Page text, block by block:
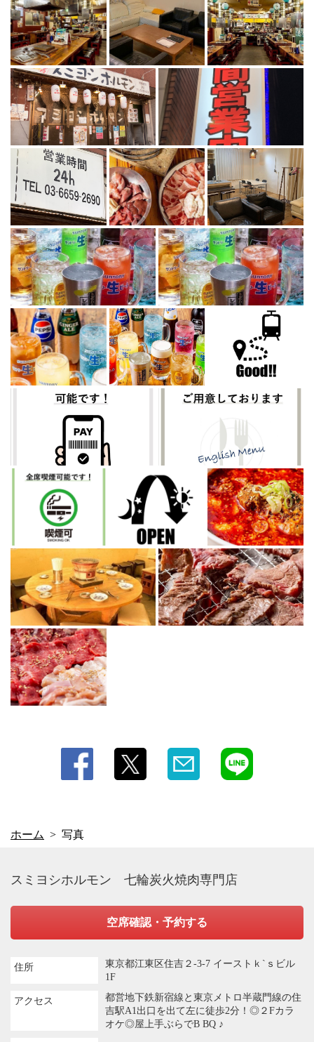
ホーム 写真
スミヨシホルモン 七輪炭火焼肉専門店
空席確認・予約する
住所
東京都江東区住吉２-3-7 イーストｋ`ｓビル
1F
アクセス
都営地下鉄新宿線と東京メトロ半蔵門線の住
吉駅A1出口を出て左に徒歩2分！◎２Fカラ
オケ◎屋上手ぶらでB BQ ♪